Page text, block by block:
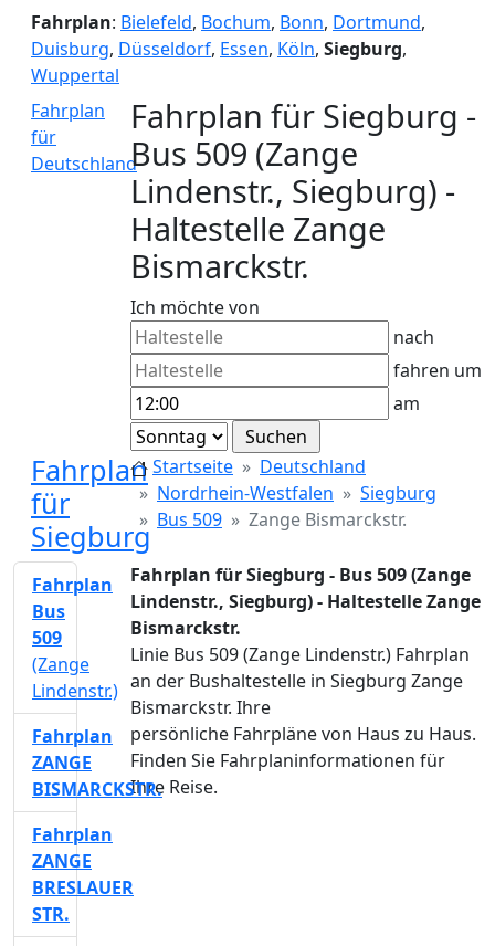
Fahrplan: Bielefeld, Bochum, Bonn, Dortmund,
Duisburg, Düsseldorf, Essen, Köln, Siegburg,
Wuppertal
Fahrplan
für
Deutschland
Fahrplan für Siegburg -
Bus 509 (Zange
Lindenstr., Siegburg) -
Haltestelle Zange
Bismarckstr.
Ich möchte von
nach
fahren um
am
Fahrplan
für
Siegburg
Startseite
Deutschland
Nordrhein-Westfalen
Siegburg
Bus 509
Zange Bismarckstr.
Fahrplan für Siegburg - Bus 509 (Zange
Lindenstr., Siegburg) - Haltestelle Zange
Bismarckstr.
Linie Bus 509 (Zange Lindenstr.) Fahrplan
an der Bushaltestelle in Siegburg Zange
Bismarckstr. Ihre
persönliche Fahrpläne von Haus zu Haus.
Finden Sie Fahrplaninformationen für
Ihre Reise.
Fahrplan
Bus
509
(Zange
Lindenstr.)
Fahrplan
ZANGE
BISMARCKSTR.
Fahrplan
ZANGE
BRESLAUER
STR.